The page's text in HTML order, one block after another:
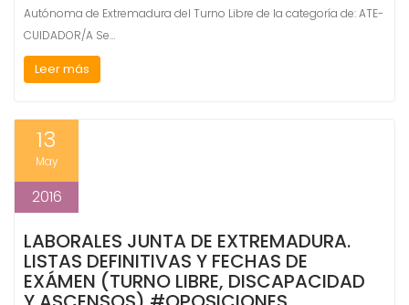
Autónoma de Extremadura del Turno Libre de la categoría de: ATE-
CUIDADOR/A Se…
Leer más
13
May
2016
LABORALES JUNTA DE EXTREMADURA.
LISTAS DEFINITIVAS Y FECHAS DE
EXÁMEN (TURNO LIBRE, DISCAPACIDAD